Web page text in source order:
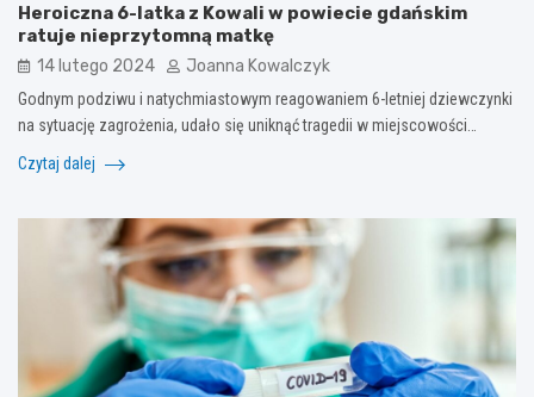
Heroiczna 6-latka z Kowali w powiecie gdańskim
ratuje nieprzytomną matkę
14 lutego 2024 Joanna Kowalczyk
Godnym podziwu i natychmiastowym reagowaniem 6-letniej dziewczynki
na sytuację zagrożenia, udało się uniknąć tragedii w miejscowości…
Czytaj dalej